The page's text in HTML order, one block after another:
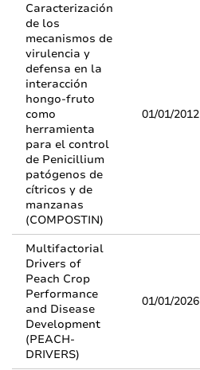
Caracterización
de los
mecanismos de
virulencia y
defensa en la
interacción
hongo-fruto
como
herramienta
para el control
de Penicillium
patógenos de
cítricos y de
manzanas
(COMPOSTIN)
01/01/2012
Multifactorial
Drivers of
Peach Crop
Performance
and Disease
Development
(PEACH-
DRIVERS)
01/01/2026